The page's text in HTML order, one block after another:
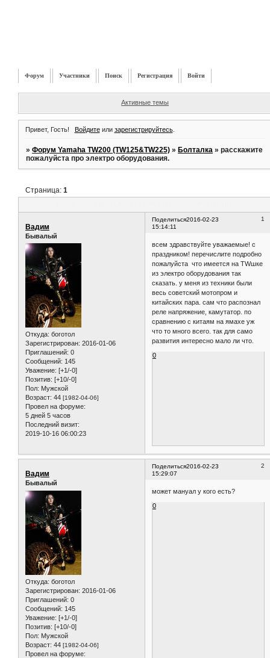
Форум Участники Поиск Регистрация Войти
Активные темы
Привет, Гость! Войдитеили зарегистрируйтесь.
»Форум Yamaha TW200 (TW125&TW225) »Болталка »расскажите
пожалуйста про электро оборудования.
Страница:1
Поделиться 1
2016-02-23
15:14:11
Вадим
Бывалый
Откуда: боготол
Зарегистрирован: 2016-01-06
Приглашений: 0
Сообщений: 145
Уважение: [+1/-0]
Позитив: [+10/-0]
Пол: Мужской
Возраст: 44 [1982-04-06]
Провел на форуме:
5 дней 5 часов
Последний визит:
2019-10-16 06:00:23
всем здравствуйте уважаемые! с
праздником! перечислите подробно
пожалуйста что имеется на TWшке
из электро оборудования так
сказать. у меня из техники были
весь советский мотопром и
китайских пара. сам что распознал
реле напряжение, камутатор. по
сравнению с китаям на ямахе уж
что то много всего. так для само
развития интересно мало ли что.
0
Поделиться 2
2016-02-23
15:29:07
Вадим
Бывалый
Откуда: боготол
Зарегистрирован: 2016-01-06
Приглашений: 0
Сообщений: 145
Уважение: [+1/-0]
Позитив: [+10/-0]
Пол: Мужской
Возраст: 44 [1982-04-06]
Провел на форуме:
может мануал у кого есть?
0